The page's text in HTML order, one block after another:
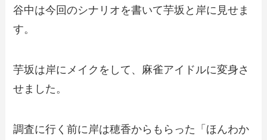
谷中は今回のシナリオを書いて芋坂と岸に見せま
す。
芋坂は岸にメイクをして、麻雀アイドルに変身さ
せました。
調査に行く前に岸は穂香からもらった「ほんわか